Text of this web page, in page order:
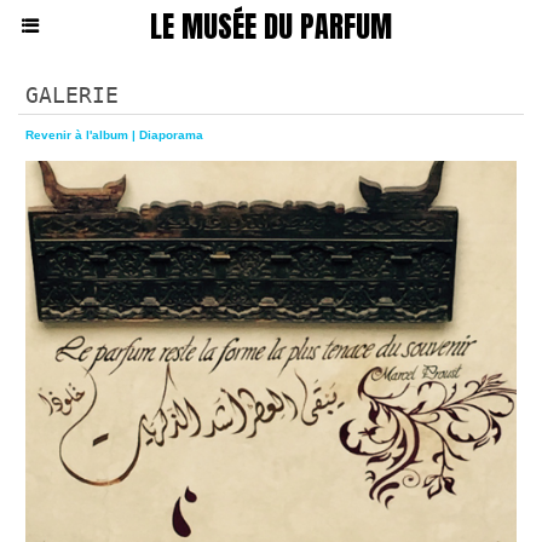
LE MUSÉE DU PARFUM
GALERIE
Revenir à l'album | Diaporama